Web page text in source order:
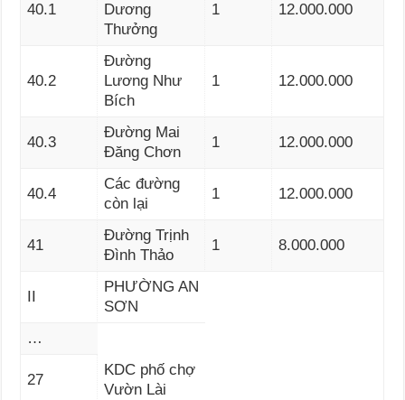
40.1
Dương
Thưởng
1 12.000.000
40.2
Đường
Lương Như
Bích
1 12.000.000
40.3
Đường Mai
Đăng Chơn
1 12.000.000
40.4
Các đường
còn lại
1 12.000.000
41
Đường Trịnh
Đình Thảo
1 8.000.000
II
PHƯỜNG AN
SƠN
…
27
KDC phố chợ
Vườn Lài